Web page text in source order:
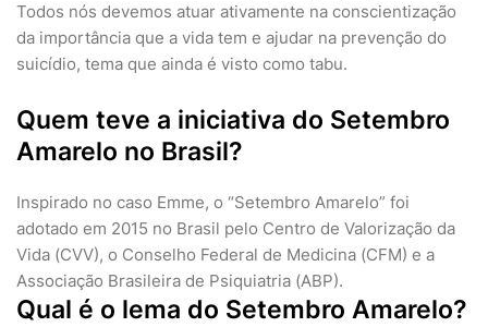
Todos nós devemos atuar ativamente na conscientização
da importância que a vida tem e ajudar na prevenção do
suicídio, tema que ainda é visto como tabu.
Quem teve a iniciativa do Setembro
Amarelo no Brasil?
Inspirado no caso Emme, o “Setembro Amarelo” foi
adotado em 2015 no Brasil pelo Centro de Valorização da
Vida (CVV), o Conselho Federal de Medicina (CFM) e a
Associação Brasileira de Psiquiatria (ABP).
Qual é o lema do Setembro Amarelo?